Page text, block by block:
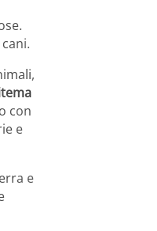
con
e
e